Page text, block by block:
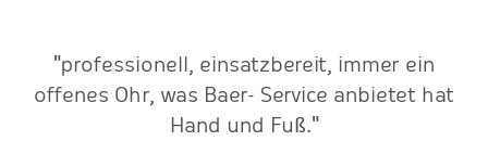
"professionell, einsatzbereit, immer ein
offenes Ohr, was Baer- Service anbietet hat
Hand und Fuß."